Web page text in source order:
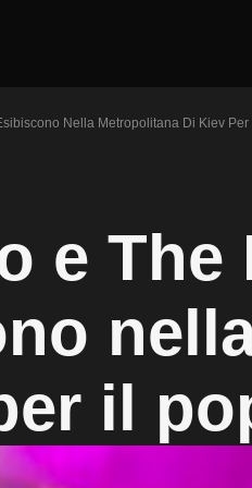
Nella Metropolitana Di Kiev
e The
il